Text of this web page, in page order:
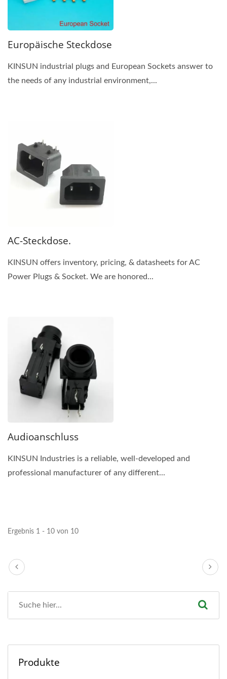
Europäische Steckdose
KINSUN industrial plugs and European Sockets answer to
the needs of any industrial environment,...
AC-Steckdose.
KINSUN offers inventory, pricing, & datasheets for AC
Power Plugs & Socket. We are honored...
Audioanschluss
KINSUN Industries is a reliable, well-developed and
professional manufacturer of any different...
Ergebnis 1 - 10 von 10
Produkte